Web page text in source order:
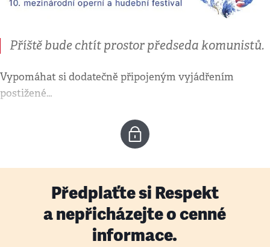
Příště bude chtít prostor předseda komunistů.
Vypomáhat si dodatečně připojeným vyjádřením
postižené…
Předplaťte si Respekt
a nepřicházejte o cenné
informace.